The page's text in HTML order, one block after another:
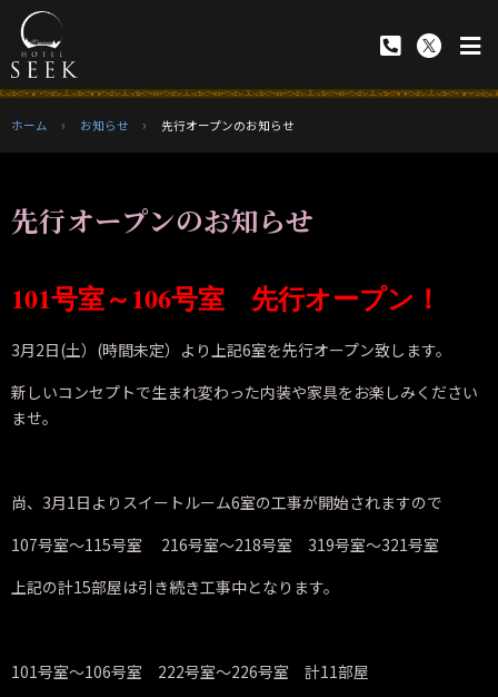
ホーム お知らせ 先行オープンのお知らせ
先行オープンのお知らせ
101号室～106号室 先行オープン！
3月2日(土）(時間未定）より上記6室を先行オープン致します。
新しいコンセプトで生まれ変わった内装や家具をお楽しみください
ませ。
尚、3月1日よりスイートルーム6室の工事が開始されますので
107号室～115号室 216号室～218号室 319号室～321号室
上記の計15部屋は引き続き工事中となります。
101号室～106号室 222号室～226号室 計11部屋